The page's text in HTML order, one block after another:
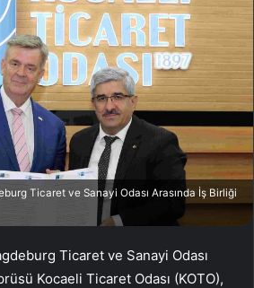
Ticaret ve Sanayi Odası Arasında İş Birliği
Ticaret ve Sanayi Odası
Kocaeli Ticaret Odası (KOTO),